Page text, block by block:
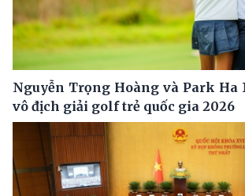
Nguyễn Trọng Hoàng và Park Ha
vô địch giải golf trẻ quốc gia 2026